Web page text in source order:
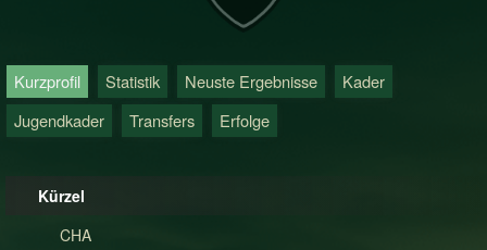
Kurzprofil Statistik Neuste Ergebnisse
Kader
Jugendkader
Transfers Erfolge
Kürzel
CHA